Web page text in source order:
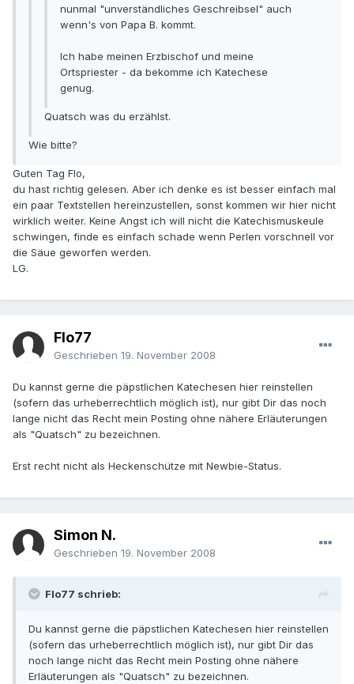
nunmal "unverständliches Geschreibsel" auch
wenn's von Papa B. kommt.
Ich habe meinen Erzbischof und meine
Ortspriester - da bekomme ich Katechese
genug.
Quatsch was du erzählst.
Wie bitte?
Guten Tag Flo,
du hast richtig gelesen. Aber ich denke es ist besser einfach mal
ein paar Textstellen hereinzustellen, sonst kommen wir hier nicht
wirklich weiter. Keine Angst ich will nicht die Katechismuskeule
schwingen, finde es einfach schade wenn Perlen vorschnell vor
die Säue geworfen werden.
LG.
Flo77
Geschrieben 19. November 2008
Du kannst gerne die päpstlichen Katechesen hier reinstellen
(sofern das urheberrechtlich möglich ist), nur gibt Dir das noch
lange nicht das Recht mein Posting ohne nähere Erläuterungen
als "Quatsch" zu bezeichnen.
Erst recht nicht als Heckenschütze mit Newbie-Status.
Simon N.
Geschrieben 19. November 2008
Flo77 schrieb:
Du kannst gerne die päpstlichen Katechesen hier reinstellen
(sofern das urheberrechtlich möglich ist), nur gibt Dir das
noch lange nicht das Recht mein Posting ohne nähere
Erläuterungen als "Quatsch" zu bezeichnen.